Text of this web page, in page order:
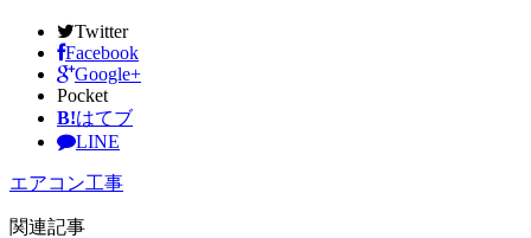
Twitter
Facebook
Google+
Pocket
B!はてブ
LINE
エアコン工事
関連記事